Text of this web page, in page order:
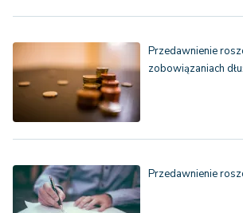
Przedawnienie
zobowiązaniach
Przedawnienie